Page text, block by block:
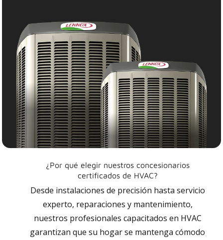
¿Por qué elegir nuestros concesionarios
certificados de HVAC?
Desde instalaciones de precisión hasta servicio
experto, reparaciones y mantenimiento,
nuestros profesionales capacitados en HVAC
garantizan que su hogar se mantenga cómodo